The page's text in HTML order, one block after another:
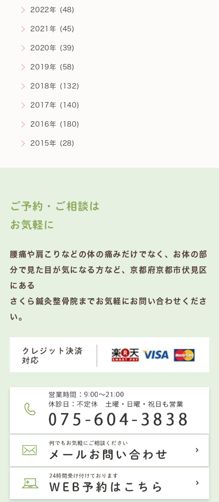
2022年 (48)
2021年 (45)
2020年 (39)
2019年 (58)
2018年 (132)
2017年 (140)
2016年 (180)
2015年 (28)
ご予約・ご相談は
お気軽に
腰痛や肩こりなどの体の痛みだけでなく、お体の部
分で見た目が気になる方など、京都府京都市伏見区
にある
さくら鍼灸整骨院までお気軽にお問い合わせくださ
い。